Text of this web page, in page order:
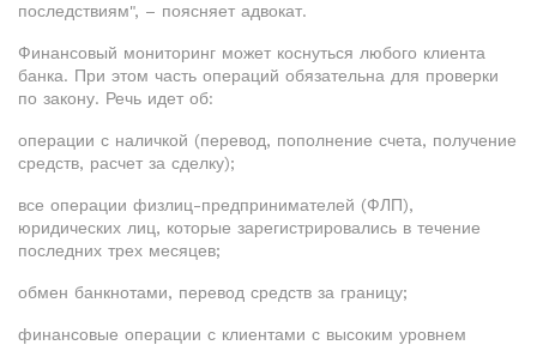
последствиям", – поясняет адвокат.
Финансовый мониторинг может коснуться любого клиента
банка. При этом часть операций обязательна для проверки
по закону. Речь идет об:
операции с наличкой (перевод, пополнение счета, получение
средств, расчет за сделку);
все операции физлиц-предпринимателей (ФЛП),
юридических лиц, которые зарегистрировались в течение
последних трех месяцев;
обмен банкнотами, перевод средств за границу;
финансовые операции с клиентами с высоким уровнем